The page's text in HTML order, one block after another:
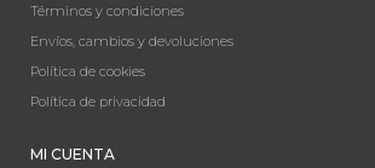
Términos y condiciones
Envíos, cambios y devoluciones
Política de cookies
Política de privacidad
MI CUENTA